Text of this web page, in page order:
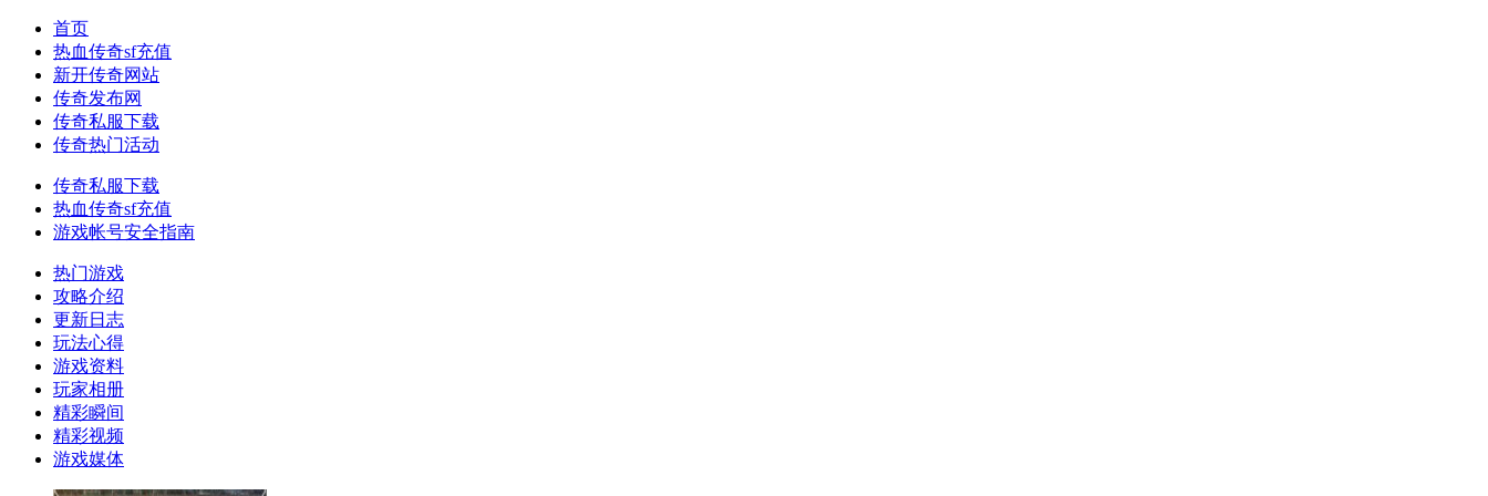
首页
热血传奇sf充值
新开传奇网站
传奇发布网
传奇私服下载
传奇热门活动
传奇私服下载
热血传奇sf充值
游戏帐号安全指南
热门游戏
攻略介绍
更新日志
玩法心得
游戏资料
玩家相册
精彩瞬间
精彩视频
游戏媒体